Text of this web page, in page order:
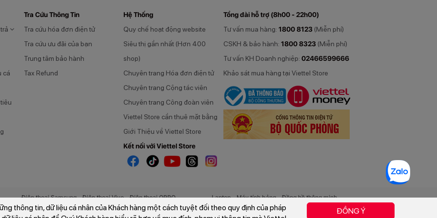
cá
Tra Cứu Thông Tin
Tra cứu hóa đơn điện tử
Tra cứu ưu đãi của bạn
Trung tâm bảo hành
Tax Refund
Hệ Thống
Quy chế hoạt động website
Siêu thị gần nhất (Hơn 400
shop)
Chuyên trang Hóa đơn điện tử
Chuyên trang Cộng tác viên
Chuyên trang Công đoàn viên
Viettel Store cần thuê mặt bằng
Giới Thiệu về Viettel Store
Kết nối với Viettel Store
Tổng đài hỗ trợ (8h00 - 22h00)
Tư vấn mua hàng: 1800 8123 (Miễn phí)
CSKH & bảo hành: 1800 8323 (Miễn phí)
Tư vấn KH Doanh nghiệp: 02466599666
Khảo sát mua hàng tại Viettel Store
Điện thoại Samsung-Điện thoại Vivo-Điện thoại OPPO
Galaxy Z Fold8-Galaxy Z Fold8 Ultra-Galaxy Z Flip8
Laptop-Máy tính bảng-Đồng hồ thông minh
Phụ kiện- Tivi-Gia dụng- Sim số đẹp
thông tin, dữ liệu cá nhân của Khách hàng một cách tuyệt đối theo quy định của pháp
ĐỒNG Ý